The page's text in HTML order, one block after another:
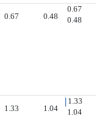
0.67 0.48
0.67
0.48
1.33 1.04
1.33
1.04